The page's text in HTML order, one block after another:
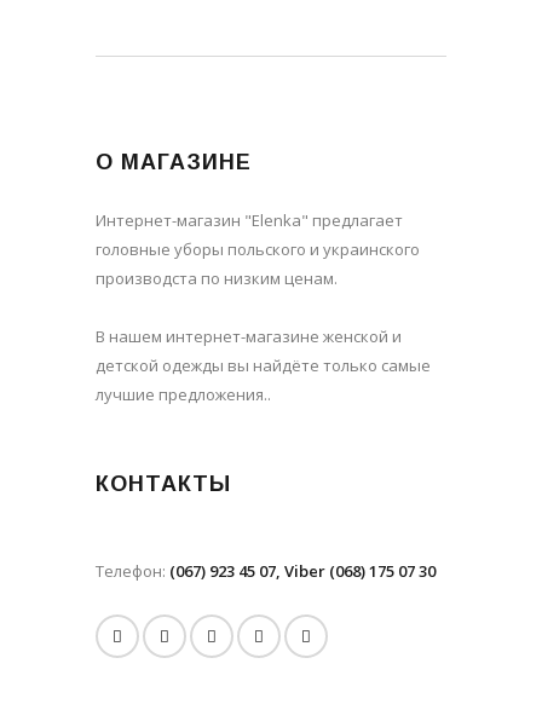
О МАГАЗИНЕ
Интернет-магазин "Elenka" предлагает
головные уборы польского и украинского
производста по низким ценам.
В нашем интернет-магазине женской и
детской одежды вы найдёте только самые
лучшие предложения..
КОНТАКТЫ
Телефон: (067) 923 45 07, Viber (068) 175 07 30